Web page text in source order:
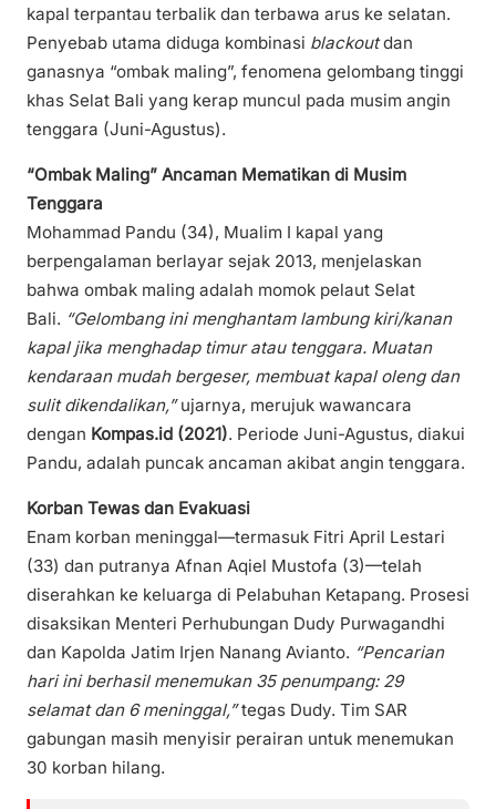
kapal terpantau terbalik dan terbawa arus ke selatan.
Penyebab utama diduga kombinasi blackoutdan
ganasnya “ombak maling”, fenomena gelombang tinggi
khas Selat Bali yang kerap muncul pada musim angin
tenggara (Juni-Agustus).
“Ombak Maling” Ancaman Mematikan di Musim
Tenggara
Mohammad Pandu (34), Mualim I kapal yang
berpengalaman berlayar sejak 2013, menjelaskan
bahwa ombak maling adalah momok pelaut Selat
Bali. “Gelombang ini menghantam lambung kiri/kanan
kapal jika menghadap timur atau tenggara. Muatan
kendaraan mudah bergeser, membuat kapal oleng dan
sulit dikendalikan,”ujarnya, merujuk wawancara
dengan Kompas.id (2021). Periode Juni-Agustus, diakui
Pandu, adalah puncak ancaman akibat angin tenggara.
Korban Tewas dan Evakuasi
Enam korban meninggal—termasuk Fitri April Lestari
(33) dan putranya Afnan Aqiel Mustofa (3)—telah
diserahkan ke keluarga di Pelabuhan Ketapang. Prosesi
disaksikan Menteri Perhubungan Dudy Purwagandhi
dan Kapolda Jatim Irjen Nanang Avianto. “Pencarian
hari ini berhasil menemukan 35 penumpang: 29
selamat dan 6 meninggal,”tegas Dudy. Tim SAR
gabungan masih menyisir perairan untuk menemukan
30 korban hilang.